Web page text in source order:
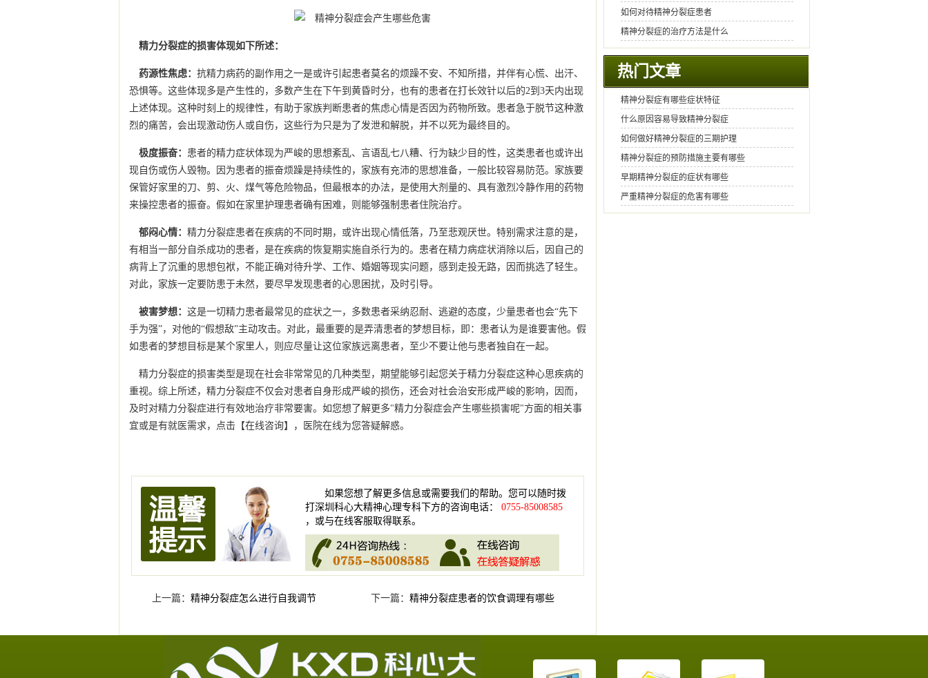
精力分裂症的损害体现如下所述：
药源性焦虑： 抗精力病药的副作用之一是或许引起患者莫名的烦躁不安、不知所措，并伴有心慌、出汗、
恐惧等。这些体现多是产生性的，多数产生在下午到黄昏时分，也有的患者在打长效针以后的2到3天内出现
上述体现。这种时刻上的规律性，有助于家族判断患者的焦虑心情是否因为药物所致。患者急于脱节这种激
烈的痛苦，会出现激动伤人或自伤，这些行为只是为了发泄和解脱，并不以死为最终目的。
极度振奋： 患者的精力症状体现为严峻的思想紊乱、言语乱七八糟、行为缺少目的性，这类患者也或许出
现自伤或伤人毁物。因为患者的振奋烦躁是持续性的，家族有充沛的思想准备，一般比较容易防范。家族要
保管好家里的刀、剪、火、煤气等危险物品，但最根本的办法，是使用大剂量的、具有激烈冷静作用的药物
来操控患者的振奋。假如在家里护理患者确有困难，则能够强制患者住院治疗。
郁闷心情： 精力分裂症患者在疾病的不同时期，或许出现心情低落，乃至悲观厌世。特别需求注意的是，
有相当一部分自杀成功的患者，是在疾病的恢复期实施自杀行为的。患者在精力病症状消除以后，因自己的
病背上了沉重的思想包袱，不能正确对待升学、工作、婚姻等现实问题，感到走投无路，因而挑选了轻生。
对此，家族一定要防患于未然，要尽早发现患者的心思困扰，及时引导。
被害梦想： 这是一切精力患者最常见的症状之一，多数患者采纳忍耐、逃避的态度，少量患者也会“先下
手为强”，对他的“假想敌”主动攻击。对此，最重要的是弄清患者的梦想目标，即：患者认为是谁要害他。假
如患者的梦想目标是某个家里人，则应尽量让这位家族远离患者，至少不要让他与患者独自在一起。
精力分裂症的损害类型是现在社会非常常见的几种类型，期望能够引起您关于精力分裂症这种心思疾病的
重视。综上所述，精力分裂症不仅会对患者自身形成严峻的损伤，还会对社会治安形成严峻的影响，因而，
及时对精力分裂症进行有效地治疗非常要害。如您想了解更多"精力分裂症会产生哪些损害呢"方面的相关事
宜或是有就医需求，点击【在线咨询】，医院在线为您答疑解惑。
如果您想了解更多信息或需要我们的帮助。您可以随时拨
打深圳科心大精神心理专科下方的咨询电话： 0755-85008585
，或与在线客服取得联系。
上一篇： 精神分裂症怎么进行自我调节 下一篇： 精神分裂症患者的饮食调理有哪些
如何对待精神分裂症患者
精神分裂症的治疗方法是什么
热门文章
精神分裂症有哪些症状特征
什么原因容易导致精神分裂症
如何做好精神分裂症的三期护理
精神分裂症的预防措施主要有哪些
早期精神分裂症的症状有哪些
严重精神分裂症的危害有哪些